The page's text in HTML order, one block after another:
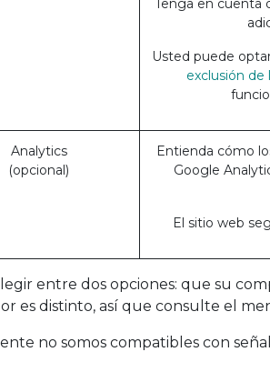
Tenga en cuenta
Usted puede
exclusión
Analytics
(opcional)
Entienda cómo
Google
El sitio web
entre dos opciones: que su
es distinto, así que consulte el
no somos compatibles con